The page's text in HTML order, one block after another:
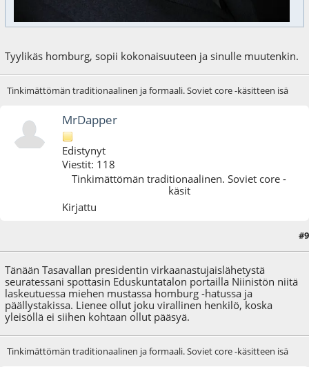
Tyylikäs homburg, sopii kokonaisuuteen ja sinulle muutenkin.
Tinkimättömän traditionaalinen ja formaali. Soviet core -käsitteen isä
MrDapper
Edistynyt
Viestit: 118
Tinkimättömän traditionaalinen. Soviet core -
käsit
Kirjattu
#9
Tänään Tasavallan presidentin virkaanastujaislähetystä
seuratessani spottasin Eduskuntatalon portailla Niinistön niitä
laskeutuessa miehen mustassa homburg -hatussa ja
päällystakissa. Lienee ollut joku virallinen henkilö, koska
yleisöllä ei siihen kohtaan ollut pääsyä.
Tinkimättömän traditionaalinen ja formaali. Soviet core -käsitteen isä